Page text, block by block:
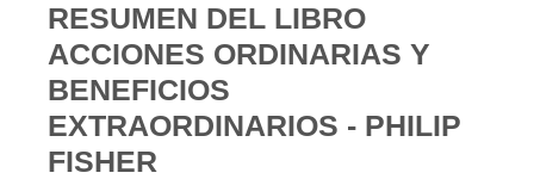
RESUMEN DEL LIBRO
ACCIONES ORDINARIAS Y
BENEFICIOS
EXTRAORDINARIOS - PHILIP
FISHER